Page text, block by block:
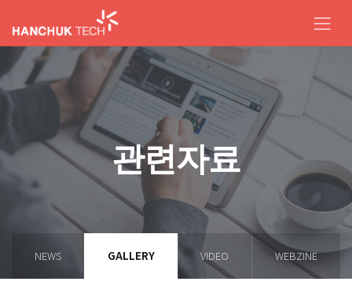
관련자료
NEWS GALLERY VIDEO WEBZINE